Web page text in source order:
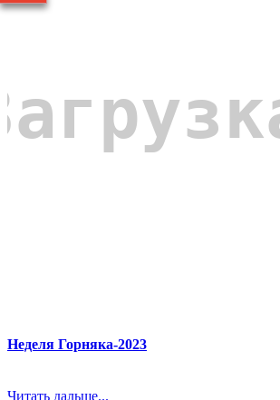
Неделя Горняка-2023
Читать дальше...